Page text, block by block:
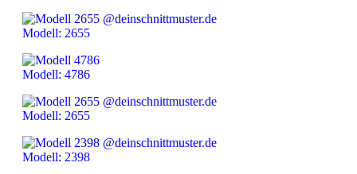
Modell: 2655
Modell: 4786
Modell: 2655
Modell: 2398